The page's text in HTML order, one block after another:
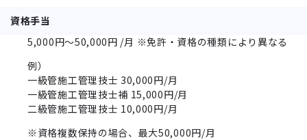
資格手当
5,000円～50,000円 /月 ※免許・資格の種類により異なる
例）
一級管施工管理技士 30,000円/月
一級管施工管理技士補 15,000円/月
二級管施工管理技士 10,000円/月
※資格複数保持の場合、最大50,000円/月